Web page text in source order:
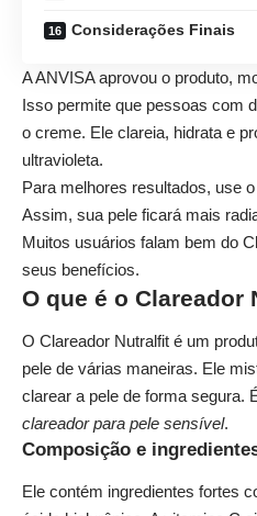
Considerações Finais
A ANVISA aprovou o produto,
Isso permite que pessoas com
o creme. Ele clareia, hidrata e
ultravioleta.
Para melhores resultados, use
Assim, sua pele ficará mais
Muitos usuários falam bem do
seus benefícios.
O que é o Clareador
O Clareador Nutralfit é um
pele de várias maneiras. Ele
clarear a pele de forma segura.
clareador para pele sensível.
Composição e
Ele contém ingredientes fortes